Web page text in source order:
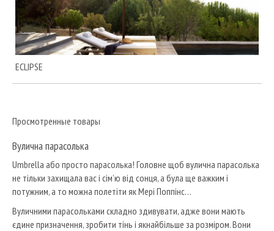
ECLIPSE
Просмотренные товары
Вулична парасолька
Umbrella або просто парасолька! Головне щоб вулична парасолька
не тільки захищала вас і сім’ю від сонця, а була ще важким і
потужним, а то можна полетіти як Мері Поппінс…
Вуличними парасольками складно здивувати, адже вони мають
єдине призначення, зробити тінь і якнайбільше за розміром.Вони